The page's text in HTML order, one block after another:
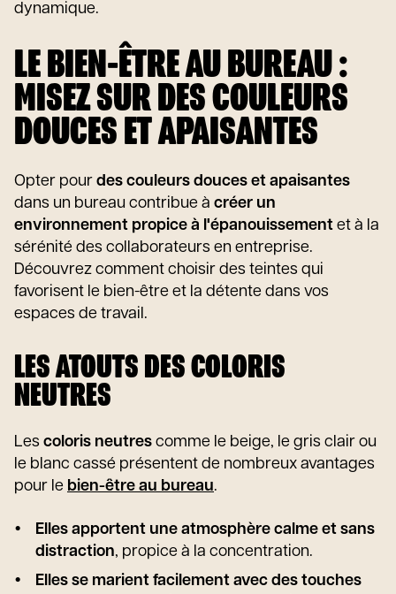
dynamique.
LE BIEN-ÊTRE AU BUREAU :
MISEZ SUR DES COULEURS
DOUCES ET APAISANTES
Opter pour des couleurs douces et apaisantes
dans un bureau contribue à créer un
environnement propice à l'épanouissement et à la
sérénité des collaborateurs en entreprise.
Découvrez comment choisir des teintes qui
favorisent le bien-être et la détente dans vos
espaces de travail.
LES ATOUTS DES COLORIS
NEUTRES
Les coloris neutres comme le beige, le gris clair ou
le blanc cassé présentent de nombreux avantages
pour le bien-être au bureau.
Elles apportent une atmosphère calme et sans
distraction, propice à la concentration.
Elles se marient facilement avec des touches